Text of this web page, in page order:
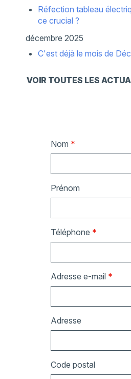
Réfection tableau
ce crucial ?
décembre 2025
C'est déjà le mois de
VOIR TOUTES LES
Nom *
Prénom
Téléphone *
Adresse e-mail *
Adresse
Code postal